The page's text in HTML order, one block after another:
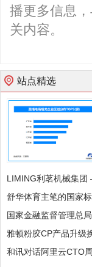
播更多信息
关内容。
站点精选
LIMING利茗机械集
舒华体育主笔的国家
国家金融监督管理总
雅顿粉胶CP产品升级
和讯对话阿里云CTO